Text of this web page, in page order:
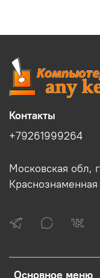
Основное меню
Контакты
+79261999264
Московская обл,
Краснознаменная